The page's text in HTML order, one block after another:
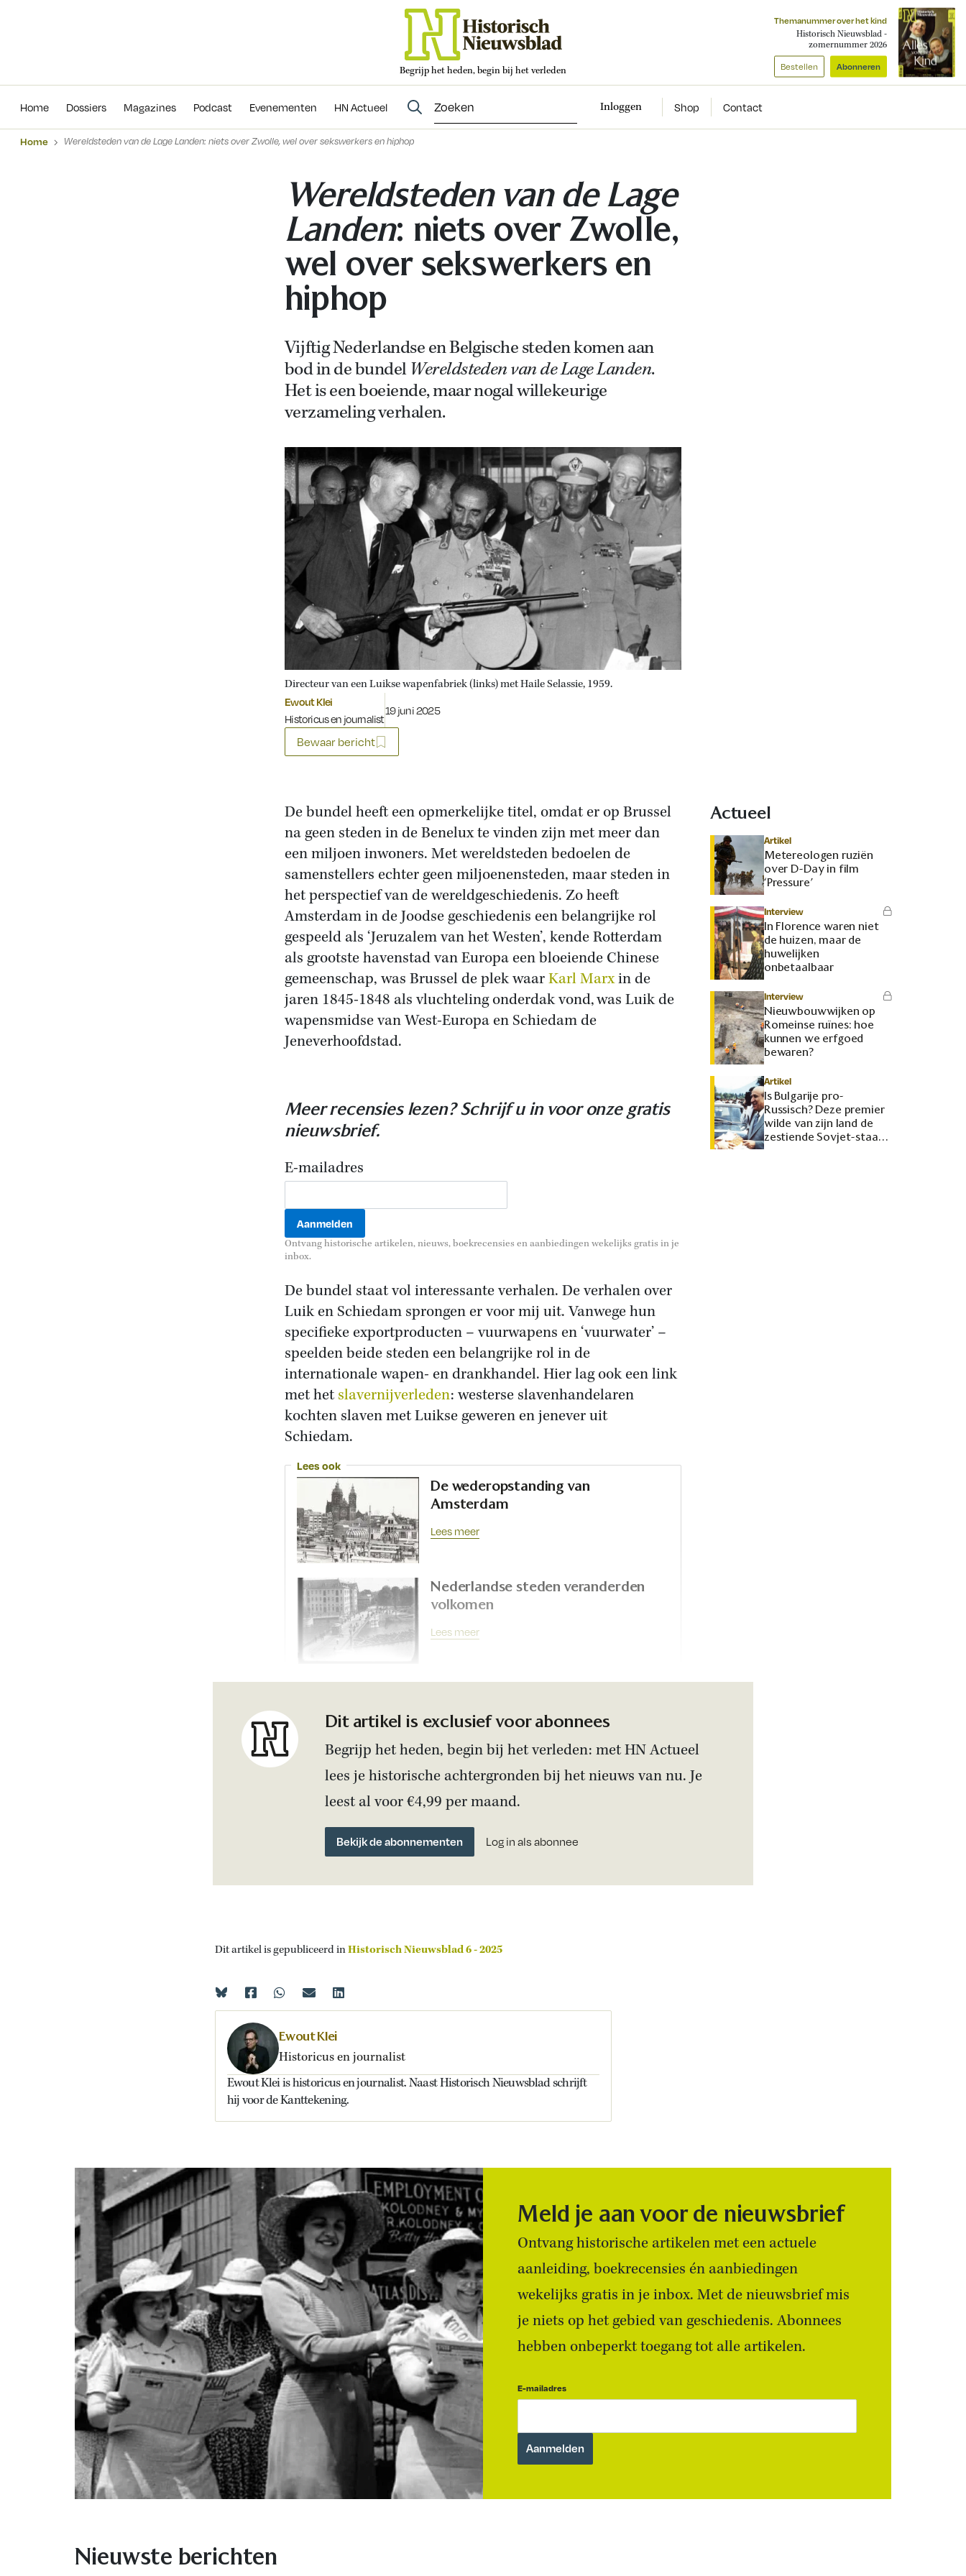
Begrijp het heden, begin bij het verleden
Themanummer over het kind
Historisch Nieuwsblad -
zomernummer 2026
Bestellen Abonneren
Home Dossiers Magazines Podcast Evenementen HN Actueel Inloggen Shop Contact
Evenementen
Home Wereldsteden van de Lage Landen: niets over Zwolle, wel over sekswerkers en hiphop
Wereldsteden van de Lage
Landen: niets over Zwolle,
wel over sekswerkers en
hiphop
Vijftig Nederlandse en Belgische steden komen aan
bod in de bundelWereldsteden van de Lage Landen.
Het is een boeiende, maar nogal willekeurige
verzameling verhalen.
Directeur van een Luikse wapenfabriek (links) met Haile Selassie, 1959.
Ewout Klei
Historicus en journalist
Gepubliceerd op:
19 juni 2025
Bewaar bericht
De bundel heeft eenopmerkelijke titel, omdat er op Brussel
na geen steden in de Benelux te vinden zijn met meer dan
een miljoen inwoners. Met wereldsteden bedoelen de
samenstellers echter geen miljoenensteden, maar steden in
het perspectief van de wereldgeschiedenis. Zo heeft
Amsterdam in de Joodse geschiedenis een belangrijke rol
gespeeld als ‘Jeruzalem van het Westen’, kende Rotterdam
als grootste havenstad van Europa een bloeiende Chinese
gemeenschap, was Brussel de plek waarKarl Marxin de
jaren 1845-1848 als vluchteling onderdak vond, was Luik de
wapensmidse van West-Europa en Schiedam de
Jeneverhoofdstad.
Meer recensies lezen? Schrijf u in voor onze gratis
nieuwsbrief.
E-mailadres
Ontvang historische artikelen, nieuws, boekrecensies en aanbiedingen wekelijks gratis in je
inbox.
De bundel staat vol interessante verhalen. De verhalen over
Luik en Schiedam sprongen er voor mij uit. Vanwege hun
specifieke exportproducten – vuurwapens en ‘vuurwater’ –
speelden beide steden een belangrijke rol in de
internationale wapen- en drankhandel. Hier lag ook een link
met het slavernijverleden: westerse slavenhandelaren
kochten slaven met Luikse geweren en jenever uit
Schiedam.
Lees ook
De wederopstanding van
Amsterdam
Lees meer
Nederlandse steden veranderden
volkomen
Lees meer
Dit artikel is exclusief voor abonnees
Begrijp het heden, begin bij het verleden: met HN Actueel
lees je historische achtergronden bij het nieuws van nu. Je
leest al voor €4,99 per maand.
Bekijk de abonnementen Log in als abonnee
Actueel
Artikel
Metereologen ruziën
over D-Day in film
‘Pressure’
Interview
In Florence waren niet
de huizen, maar de
huwelijken
onbetaalbaar
Interview
Nieuwbouwwijken op
Romeinse ruïnes: hoe
kunnen we erfgoed
bewaren?
Artikel
Is Bulgarije pro-
Russisch? Deze premier
wilde van zijn land de
zestiende Sovjet-staat
maken
Dit artikel is gepubliceerd inHistorisch Nieuwsblad 6 - 2025
Ewout Klei
Historicus en journalist
Ewout Klei is historicus en journalist. Naast Historisch Nieuwsblad schrijft
hij voor de Kanttekening.
Meld je aan voor de nieuwsbrief
Ontvang historische artikelen met een actuele
aanleiding, boekrecensies én aanbiedingen
wekelijks gratis in je inbox. Met de nieuwsbrief mis
je niets op het gebied van geschiedenis. Abonnees
hebben onbeperkt toegang tot alle artikelen.
E-mailadres
Nieuwste berichten